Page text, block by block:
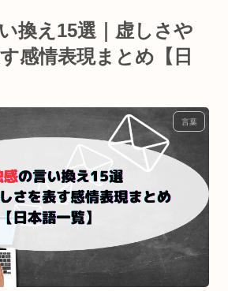
換え15選｜虚しさや
感情表現まとめ【日
言葉